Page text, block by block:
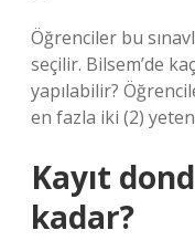
Öğrenciler bu
seçilir. Bilsem’de
yapılabilir?
en fazla iki (2)
Kayıt
kadar?